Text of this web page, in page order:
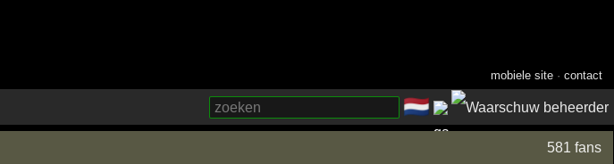
mobiele site ·contact
🇳🇱
581 fans